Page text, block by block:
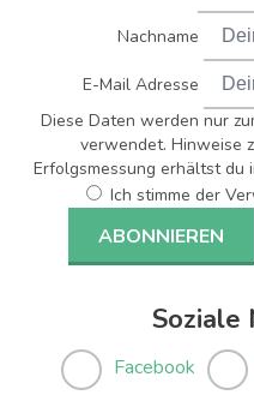
Nachname
E-Mail Adresse
Diese Daten werden nur
verwendet. Hinweise
Erfolgsmessung erhältst du
Ich stimme der
Soziale
Facebook